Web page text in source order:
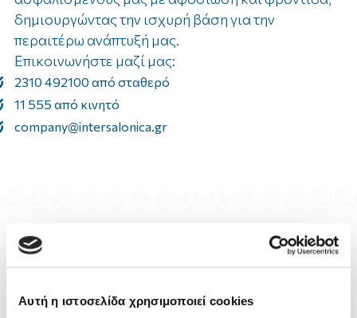
Αυτή η ιστοσελίδα χρησιμοποιεί cookies
δημιουργώντας την ισχυρή βάση για την
περαιτέρω ανάπτυξή μας.
Επικοινωνήστε μαζί μας:
2310 492100 από σταθερό
11 555 από κινητό
company@intersalonica.gr